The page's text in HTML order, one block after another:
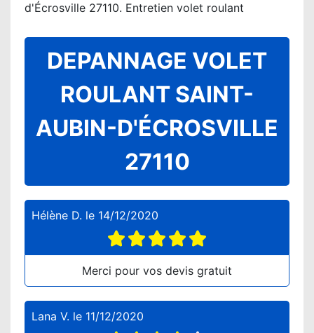
d'Écrosville 27110. Entretien volet roulant
DEPANNAGE VOLET
ROULANT SAINT-
AUBIN-D'ÉCROSVILLE
27110
Hélène D. le 14/12/2020
Merci pour vos devis gratuit
Lana V. le 11/12/2020